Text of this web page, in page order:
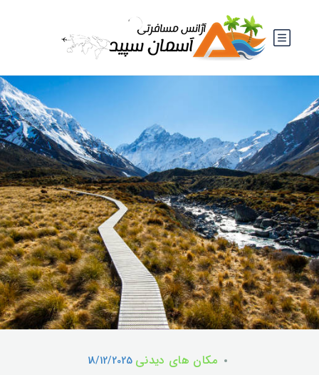
مکان های دیدنی